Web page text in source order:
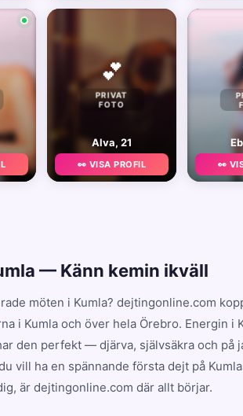
💕
PRIVAT
FOTO
Alva, 21
👀 VISA PROFIL 👀
— Känn kemin ikväll
möten i Kumla? dejtingonline.com
i Kumla och över hela Örebro. Energin i
den perfekt — djärva, självsäkra och på
vill ha en spännande första dejt på
är dejtingonline.com där allt börjar.